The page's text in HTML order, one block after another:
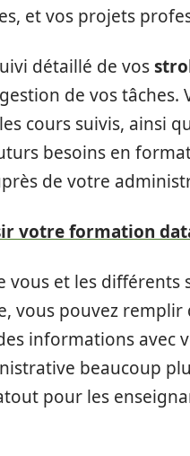
et vos projets
détaillé de vos
de vos tâches.
cours suivis, ainsi
besoins en
de votre
votre formation
et les différents
vous pouvez remplir
informations avec
beaucoup
pour les